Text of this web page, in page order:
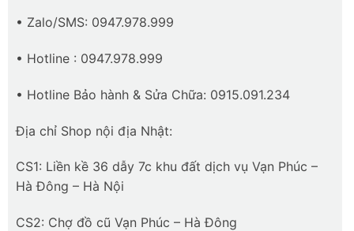
• Zalo/SMS: 0947.978.999
• Hotline : 0947.978.999
• Hotline Bảo hành & Sửa Chữa: 0915.091.234
Địa chỉ Shop nội địa Nhật:
CS1: Liền kề 36 dẫy 7c khu đất dịch vụ Vạn Phúc –
Hà Đông – Hà Nội
CS2: Chợ đồ cũ Vạn Phúc – Hà Đông